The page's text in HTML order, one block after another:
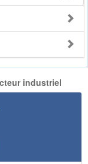
industriel